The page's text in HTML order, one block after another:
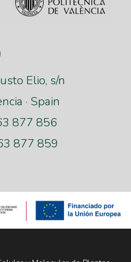
Elio, s/n
· Spain
877 856
877 859